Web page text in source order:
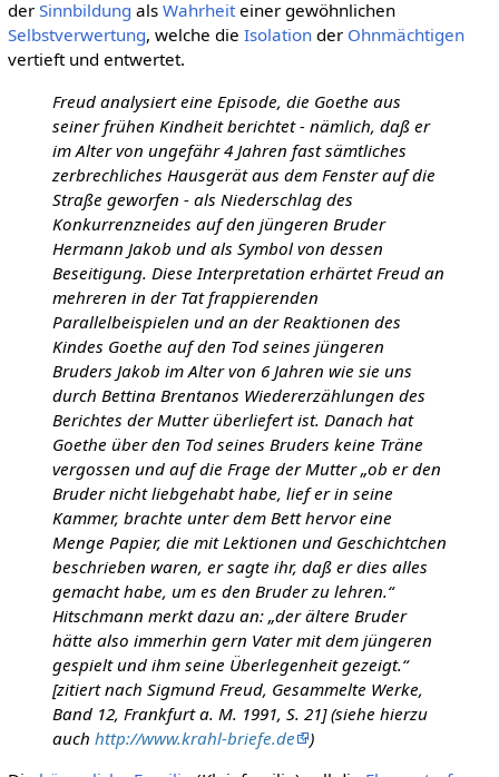
der Sinnbildung als Wahrheiteiner gewöhnlichen
Selbstverwertung, welche die Isolationder Ohnmächtigen
vertieft und entwertet.
Freud analysiert eine Episode, die Goethe aus
seiner frühen Kindheit berichtet - nämlich, daß er
im Alter von ungefähr 4 Jahren fast sämtliches
zerbrechliches Hausgerät aus dem Fenster auf die
Straße geworfen - als Niederschlag des
Konkurrenzneides auf den jüngeren Bruder
Hermann Jakob und als Symbol von dessen
Beseitigung. Diese Interpretation erhärtet Freud an
mehreren in der Tat frappierenden
Parallelbeispielen und an der Reaktionen des
Kindes Goethe auf den Tod seines jüngeren
Bruders Jakob im Alter von 6 Jahren wie sie uns
durch Bettina Brentanos Wiedererzählungen des
Berichtes der Mutter überliefert ist. Danach hat
Goethe über den Tod seines Bruders keine Träne
vergossen und auf die Frage der Mutter „ob er den
Bruder nicht liebgehabt habe, lief er in seine
Kammer, brachte unter dem Bett hervor eine
Menge Papier, die mit Lektionen und Geschichtchen
beschrieben waren, er sagte ihr, daß er dies alles
gemacht habe, um es den Bruder zu lehren.“
Hitschmann merkt dazu an: „der ältere Bruder
hätte also immerhin gern Vater mit dem jüngeren
gespielt und ihm seine Überlegenheit gezeigt.“
[zitiert nach Sigmund Freud, Gesammelte Werke,
Band 12, Frankfurt a. M. 1991, S. 21] (siehe hierzu
auch http://www.krahl-briefe.de
)